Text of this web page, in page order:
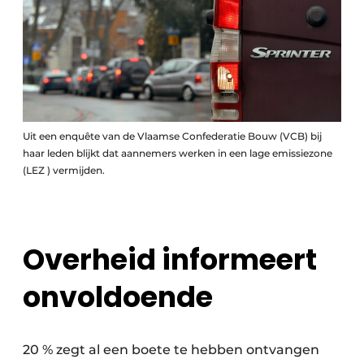
Uit een enquête van de Vlaamse Confederatie Bouw (VCB) bij
haar leden blijkt dat aannemers werken in een lage emissiezone
(LEZ ) vermijden.
Overheid informeert
onvoldoende
20 % zegt al een boete te hebben ontvangen